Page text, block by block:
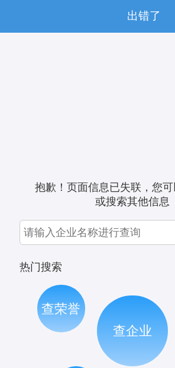
出错了
抱歉！页面信息已失联，您可
或搜索其他信息
热门搜索
查荣誉
查企业